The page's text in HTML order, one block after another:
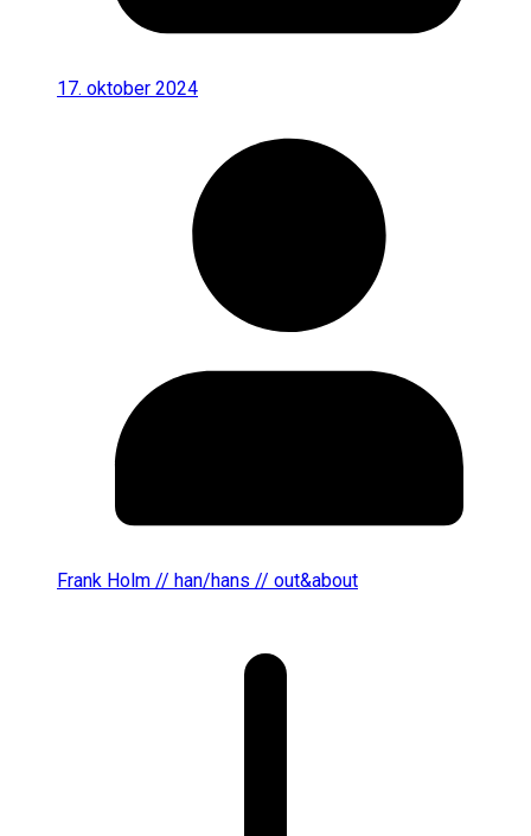
17. oktober 2024
Frank Holm // han/hans // out&about